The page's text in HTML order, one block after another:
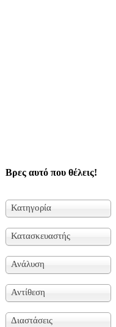
Βρες αυτό που θέλεις!
Κατηγορία
Κατασκευαστής
Ανάλυση
Αντίθεση
Διαστάσεις